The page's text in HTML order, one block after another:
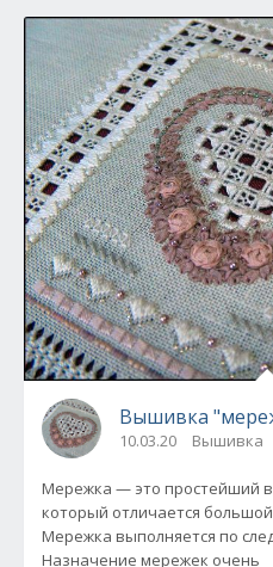
Вышивка
10.03.20 Вышивка
Мережка — это простейший
который отличается
Мережка выполняется по
Назначение мережек очень